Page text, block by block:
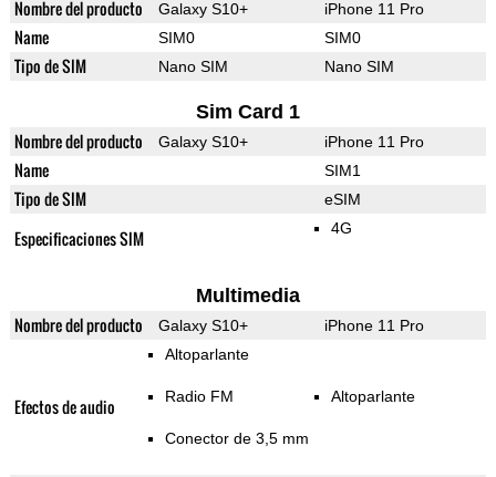
Nombre del producto Galaxy S10+ iPhone 11 Pro
Name SIM0 SIM0
Tipo de SIM Nano SIM Nano SIM
Sim Card 1
Nombre del producto Galaxy S10+ iPhone 11 Pro
Name SIM1
Tipo de SIM eSIM
Especificaciones SIM 4G
Multimedia
Nombre del producto Galaxy S10+ iPhone 11 Pro
Efectos de audio
Altoparlante
Radio FM
Conector de 3,5 mm
Altoparlante